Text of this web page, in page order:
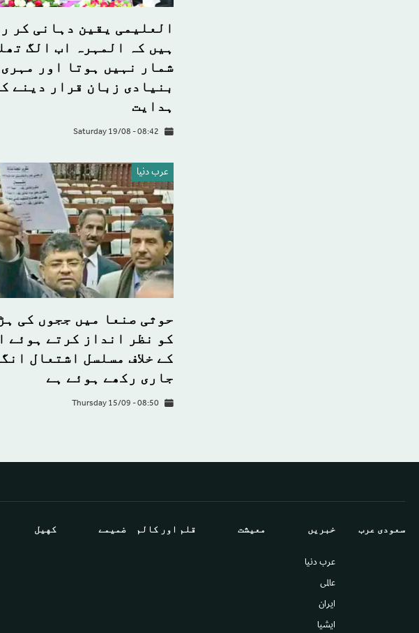
العلیمی یقین دہانی کر
ہیں کہ المہرہ اب الگ
شمار نہیں ہوتا اور
بنیادی زبان قرار دینے
ہدایت
Saturday 19/08 - 08:42
عرب دنیا
حوثی صنعا میں ججوں کی
کو نظر انداز کرتے ہوئے
کے خلاف مسلسل اشتعال
جاری رکھے ہوئے ہے
Thursday 15/09 - 08:50
سعودى عرب خبريں
عرب دنیا
عالمى
ایران
ايشيا
معيشت قلم اور كالم ضميمے كهيل